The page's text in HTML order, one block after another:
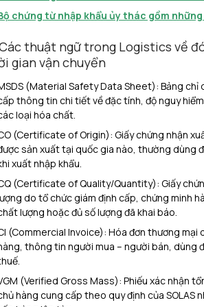
chứng từ nhập khẩu ủy thác gồm những
thuật ngữ trong Logistics về
gian vận chuyển
(Material Safety Data Sheet): Bảng
thông tin chi tiết về đặc tính, độ nguy
loại hóa chất.
(Certificate of Origin): Giấy chứng nhận
sản xuất tại quốc gia nào, thường dùng
xuất nhập khẩu.
(Certificate of Quality/Quantity): Giấy
do tổ chức giám định cấp, chứng minh
lượng hoặc đủ số lượng đã khai báo.
(Commercial Invoice): Hóa đơn thương mại
thông tin người mua – người bán, dùng
(Verified Gross Mass): Phiếu xác nhận
hàng cung cấp theo quy định của SOLAS